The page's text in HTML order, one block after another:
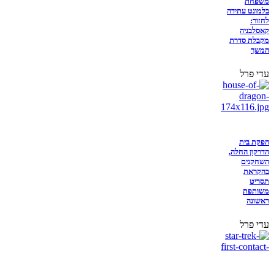
בלמונט עתידה
לחזור:
קאסלבניה
מקבלת סדרת
המשך
עדי פרל
הפקת בית
הדרקון החלה,
השחקנים
בהקראת
תסריט
משותפת
ראשונה
עדי פרל